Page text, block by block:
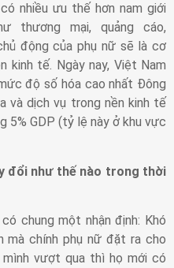
nhiều ưu thế hơn nam giới
thương mại, quảng cáo,
động của phụ nữ sẽ là cơ
kinh tế. Ngày nay, Việt Nam
độ số hóa cao nhất Đông
và dịch vụ trong nền kinh tế
GDP (tỷ lệ này ở khu vực
đổi như thế nào trong thời
chung một nhận định: Khó
mà chính phụ nữ đặt ra cho
vượt qua thì họ mới có